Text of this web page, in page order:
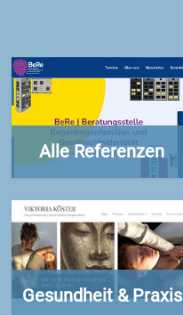
Alle Referenzen
Gesundheit & Praxis